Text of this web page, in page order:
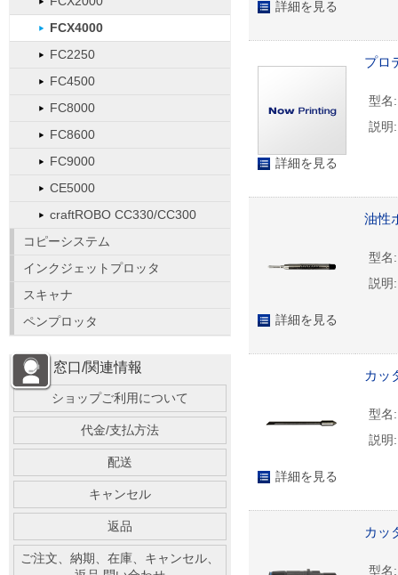
詳細を見る
詳細を見る
プロ
型名:
説明:
詳細を見る
油性
型名:
説明:
詳細を見る
カッ
型名:
説明:
カッ
型名:
FCX4000
FC2250
FC4500
FC8000
FC8600
FC9000
CE5000
craftROBO CC330/CC300
コピーシステム
インクジェットプロッタ
スキャナ
ペンプロッタ
窓口/関連情報
ショップご利用について
代金/支払方法
配送
キャンセル
返品
ご注文、納期、在庫、キャンセル、